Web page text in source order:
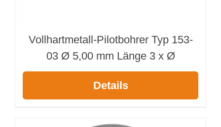
Vollhartmetall-Pilotbohrer Typ 153-
03 Ø 5,00 mm Länge 3 x Ø
Details